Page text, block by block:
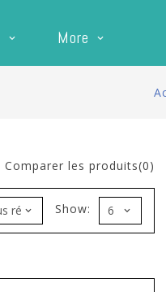
More
Comparer les produits(0)
Show: